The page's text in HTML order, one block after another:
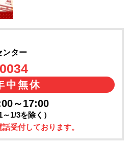
ンター
中無休
～17:00
～1/3を除く）
受付しております。